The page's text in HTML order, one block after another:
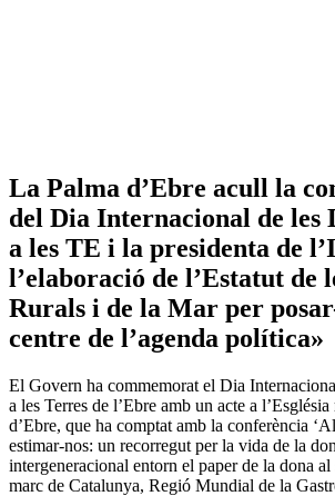
La Palma d’Ebre acull la
del Dia Internacional de les
a les TE i la presidenta de
l’elaboració de l’Estatut de
Rurals i de la Mar per
centre de l’agenda política»
El Govern ha commemorat el Dia
a les Terres de l’Ebre amb un acte a
d’Ebre, que ha comptat amb la conferència
estimar-nos: un recorregut per la vida de la
intergeneracional entorn el paper de la dona
marc de Catalunya, Regió Mundial de la